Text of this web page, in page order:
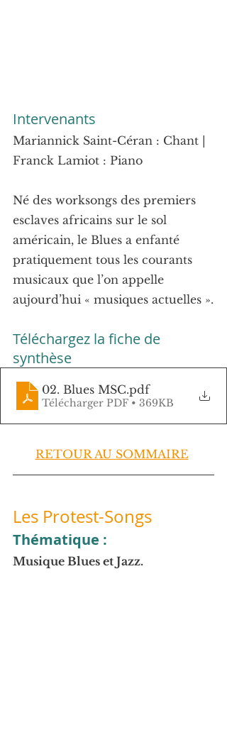
Intervenants
Mariannick Saint-Céran : Chant |
Franck Lamiot : Piano
Né des worksongs des premiers
esclaves africains sur le sol
américain, le Blues a enfanté
pratiquement tous les courants
musicaux que l’on appelle
aujourd’hui « musiques actuelles ».
Téléchargez la fiche de
synthèse
02. Blues MSC.pdf
Télécharger PDF • 369KB
RETOUR AU SOMMAIRE
Les Protest-Songs
Thématique :
Musique Blues et Jazz.